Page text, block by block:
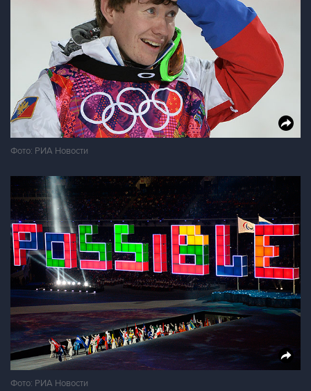
Фото: РИА Новости
Фото: РИА Новости